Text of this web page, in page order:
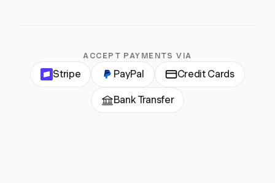
ACCEPT PAYMENTS VIA
Stripe PayPal Credit Cards
Bank Transfer